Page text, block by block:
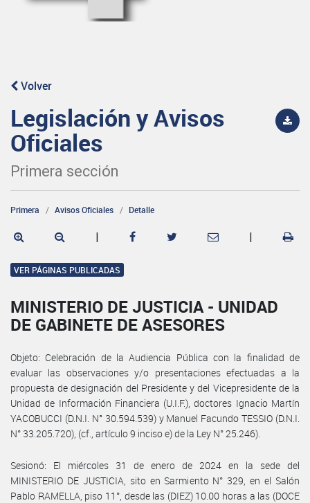
Volver
Legislación y Avisos
Oficiales
Primera sección
Primera Avisos Oficiales Detalle
| |
VER PÁGINAS PUBLICADAS
MINISTERIO DE JUSTICIA - UNIDAD
DE GABINETE DE ASESORES
Objeto: Celebración de la Audiencia Pública con la finalidad de
evaluar las observaciones y/o presentaciones efectuadas a la
propuesta de designación del Presidente y del Vicepresidente de la
Unidad de Información Financiera (U.I.F.), doctores Ignacio Martín
YACOBUCCI (D.N.I. N° 30.594.539) y Manuel Facundo TESSIO (D.N.I.
N° 33.205.720), (cf., artículo 9 inciso e) de la Ley N° 25.246).
Sesionó: El miércoles 31 de enero de 2024 en la sede del
MINISTERIO DE JUSTICIA, sito en Sarmiento N° 329, en el Salón
Pablo RAMELLA, piso 11°, desde las (DIEZ) 10.00 horas a las (DOCE